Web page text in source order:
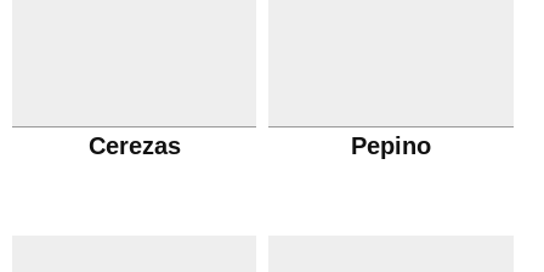
Cerezas Pepino